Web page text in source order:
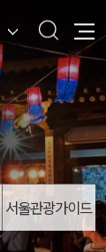
서울관광가이드